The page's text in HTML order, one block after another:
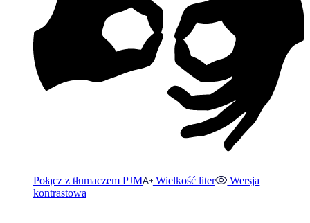
Połącz z tłumaczem PJM Wielkość liter
Wersja
kontrastowa